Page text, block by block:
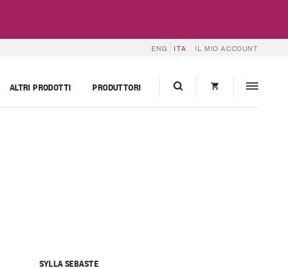
ENG ITA IL MIO ACCOUNT
ALTRI PRODOTTI PRODUTTORI
SYLLA SEBASTE